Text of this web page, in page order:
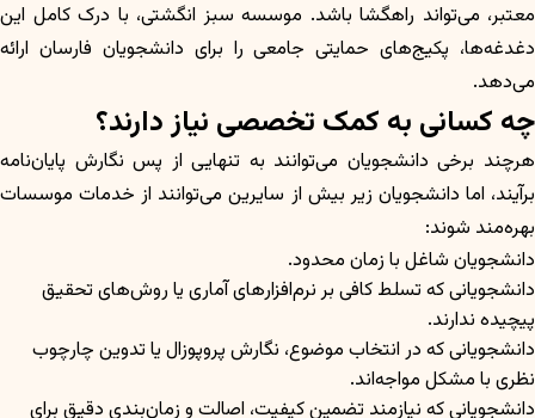
معتبر، می‌تواند راهگشا باشد. موسسه سبز انگشتی، با درک کامل این
دغدغه‌ها، پکیج‌های حمایتی جامعی را برای دانشجویان فارسان ارائه
می‌دهد.
چه کسانی به کمک تخصصی نیاز دارند؟
هرچند برخی دانشجویان می‌توانند به تنهایی از پس نگارش پایان‌نامه
برآیند، اما دانشجویان زیر بیش از سایرین می‌توانند از خدمات موسسات
بهره‌مند شوند:
دانشجویان شاغل با زمان محدود.
دانشجویانی که تسلط کافی بر نرم‌افزارهای آماری یا روش‌های تحقیق
پیچیده ندارند.
دانشجویانی که در انتخاب موضوع، نگارش پروپوزال یا تدوین چارچوب
نظری با مشکل مواجه‌اند.
دانشجویانی که نیازمند تضمین کیفیت، اصالت و زمان‌بندی دقیق برای